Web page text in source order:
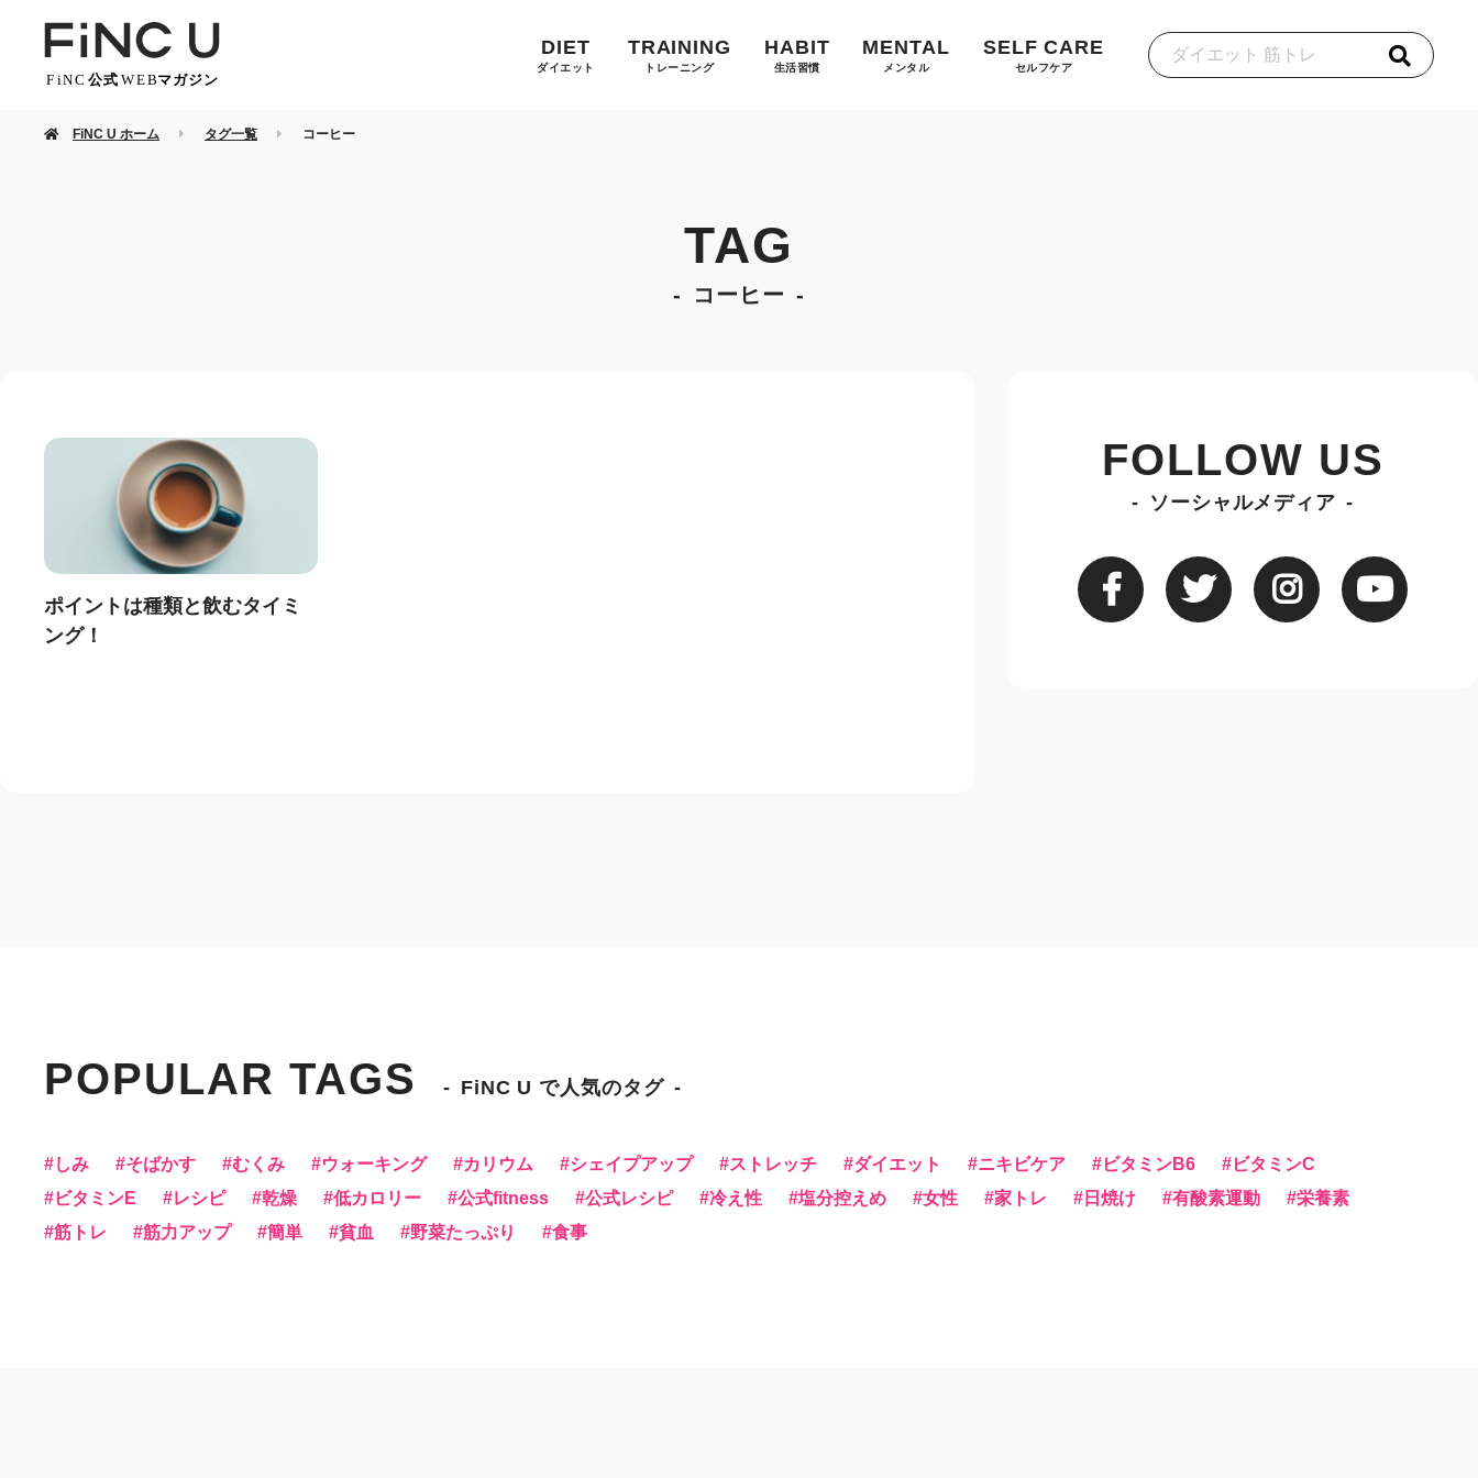
DIET
ダイエット
TRAINING
トレーニング
HABIT
生活習慣
MENTAL
メンタル
SELF CARE
セルフケア
FiNC U ホーム タグ一覧 コーヒー
TAG
コーヒー
ポイントは種類と飲むタイミ
ング！
FOLLOW US
ソーシャルメディア
POPULAR TAGS FiNC U で人気のタグ
しみ そばかす むくみ ウォーキング カリウム シェイプアップ ストレッチ ダイエット ニキビケア ビタミンB6
ビタミンC
ビタミンE
レシピ 乾燥 低カロリー 公式fitness 公式レシピ 冷え性 塩分控えめ 女性 家トレ 日焼け 有酸素運動
栄養素
筋トレ
筋力アップ 簡単 貧血 野菜たっぷり 食事